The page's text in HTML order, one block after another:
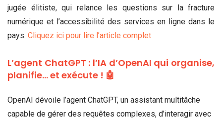
jugée élitiste, qui relance les questions sur la fracture
numérique et l’accessibilité des services en ligne dans le
pays. Cliquez ici pour lire l’article complet
L’agent ChatGPT : l’IA d’OpenAI qui organise,
planifie… et exécute ! 🤖
OpenAI dévoile l’agent ChatGPT, un assistant multitâche
capable de gérer des requêtes complexes, d’interagir avec